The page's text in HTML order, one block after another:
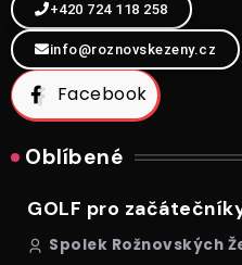
+420 724 118 258
info@roznovskezeny.cz
Facebook
Oblíbené
GOLF pro
Spolek Rožnovských